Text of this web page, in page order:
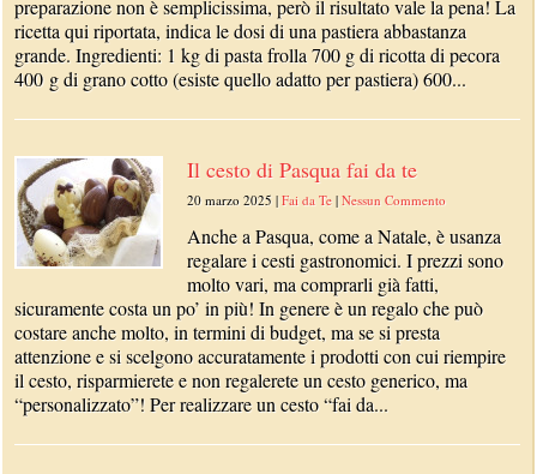
preparazione non è semplicissima, però il risultato vale la pena! La
ricetta qui riportata, indica le dosi di una pastiera abbastanza
grande. Ingredienti: 1 kg di pasta frolla 700 g di ricotta di pecora
400 g di grano cotto (esiste quello adatto per pastiera) 600...
Il cesto di Pasqua fai da te
20 marzo 2025 |Fai da Te |Nessun Commento
Anche a Pasqua, come a Natale, è usanza
regalare i cesti gastronomici. I prezzi sono
molto vari, ma comprarli già fatti,
sicuramente costa un po’ in più! In genere è un regalo che può
costare anche molto, in termini di budget, ma se si presta
attenzione e si scelgono accuratamente i prodotti con cui riempire
il cesto, risparmierete e non regalerete un cesto generico, ma
“personalizzato”! Per realizzare un cesto “fai da...